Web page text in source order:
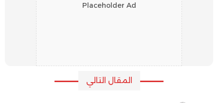
Placeholder Ad
المقال التالي